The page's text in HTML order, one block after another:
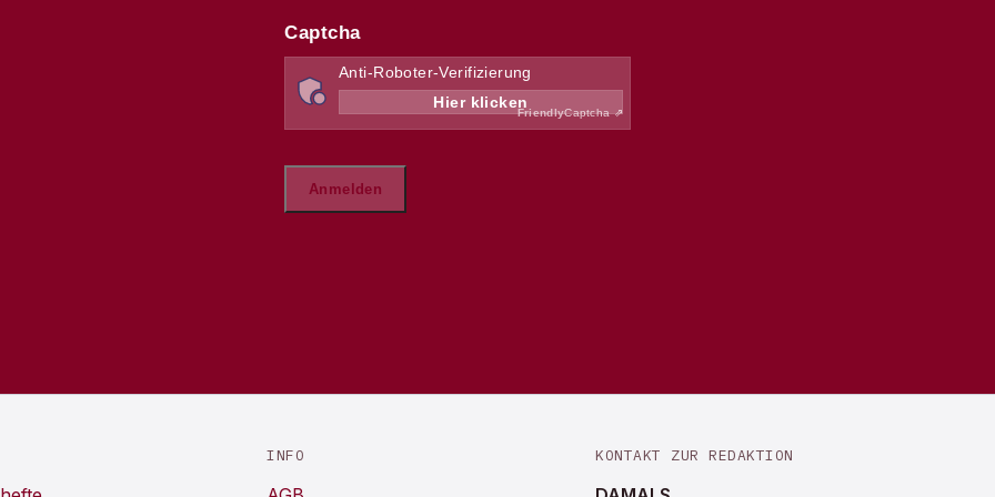
INFO KONTAKT ZUR REDAKTION